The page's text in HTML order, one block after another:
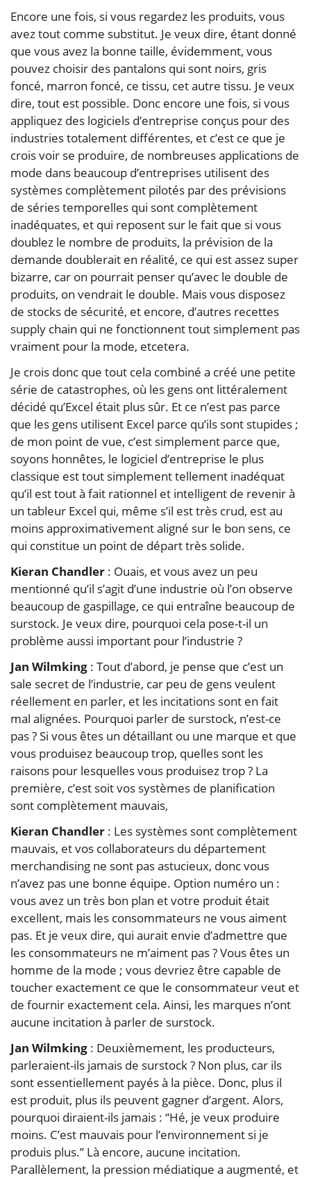
Encore une fois, si vous regardez les produits, vous
avez tout comme substitut. Je veux dire, étant donné
que vous avez la bonne taille, évidemment, vous
pouvez choisir des pantalons qui sont noirs, gris
foncé, marron foncé, ce tissu, cet autre tissu. Je veux
dire, tout est possible. Donc encore une fois, si vous
appliquez des logiciels d’entreprise conçus pour des
industries totalement différentes, et c’est ce que je
crois voir se produire, de nombreuses applications de
mode dans beaucoup d’entreprises utilisent des
systèmes complètement pilotés par des prévisions
de séries temporelles qui sont complètement
inadéquates, et qui reposent sur le fait que si vous
doublez le nombre de produits, la prévision de la
demande doublerait en réalité, ce qui est assez super
bizarre, car on pourrait penser qu’avec le double de
produits, on vendrait le double. Mais vous disposez
de stocks de sécurité, et encore, d’autres recettes
supply chain qui ne fonctionnent tout simplement pas
vraiment pour la mode, etcetera.
Je crois donc que tout cela combiné a créé une petite
série de catastrophes, où les gens ont littéralement
décidé qu’Excel était plus sûr. Et ce n’est pas parce
que les gens utilisent Excel parce qu’ils sont stupides ;
de mon point de vue, c’est simplement parce que,
soyons honnêtes, le logiciel d’entreprise le plus
classique est tout simplement tellement inadéquat
qu’il est tout à fait rationnel et intelligent de revenir à
un tableur Excel qui, même s’il est très crud, est au
moins approximativement aligné sur le bon sens, ce
qui constitue un point de départ très solide.
Kieran Chandler : Ouais, et vous avez un peu
mentionné qu’il s’agit d’une industrie où l’on observe
beaucoup de gaspillage, ce qui entraîne beaucoup de
surstock. Je veux dire, pourquoi cela pose-t-il un
problème aussi important pour l’industrie ?
Jan Wilmking : Tout d’abord, je pense que c’est un
sale secret de l’industrie, car peu de gens veulent
réellement en parler, et les incitations sont en fait
mal alignées. Pourquoi parler de surstock, n’est-ce
pas ? Si vous êtes un détaillant ou une marque et que
vous produisez beaucoup trop, quelles sont les
raisons pour lesquelles vous produisez trop ? La
première, c’est soit vos systèmes de planification
sont complètement mauvais,
Kieran Chandler : Les systèmes sont complètement
mauvais, et vos collaborateurs du département
merchandising ne sont pas astucieux, donc vous
n’avez pas une bonne équipe. Option numéro un :
vous avez un très bon plan et votre produit était
excellent, mais les consommateurs ne vous aiment
pas. Et je veux dire, qui aurait envie d’admettre que
les consommateurs ne m’aiment pas ? Vous êtes un
homme de la mode ; vous devriez être capable de
toucher exactement ce que le consommateur veut et
de fournir exactement cela. Ainsi, les marques n’ont
aucune incitation à parler de surstock.
Jan Wilmking : Deuxièmement, les producteurs,
parleraient-ils jamais de surstock ? Non plus, car ils
sont essentiellement payés à la pièce. Donc, plus il
est produit, plus ils peuvent gagner d’argent. Alors,
pourquoi diraient-ils jamais : “Hé, je veux produire
moins. C’est mauvais pour l’environnement si je
produis plus.” Là encore, aucune incitation.
Parallèlement, la pression médiatique a augmenté, et